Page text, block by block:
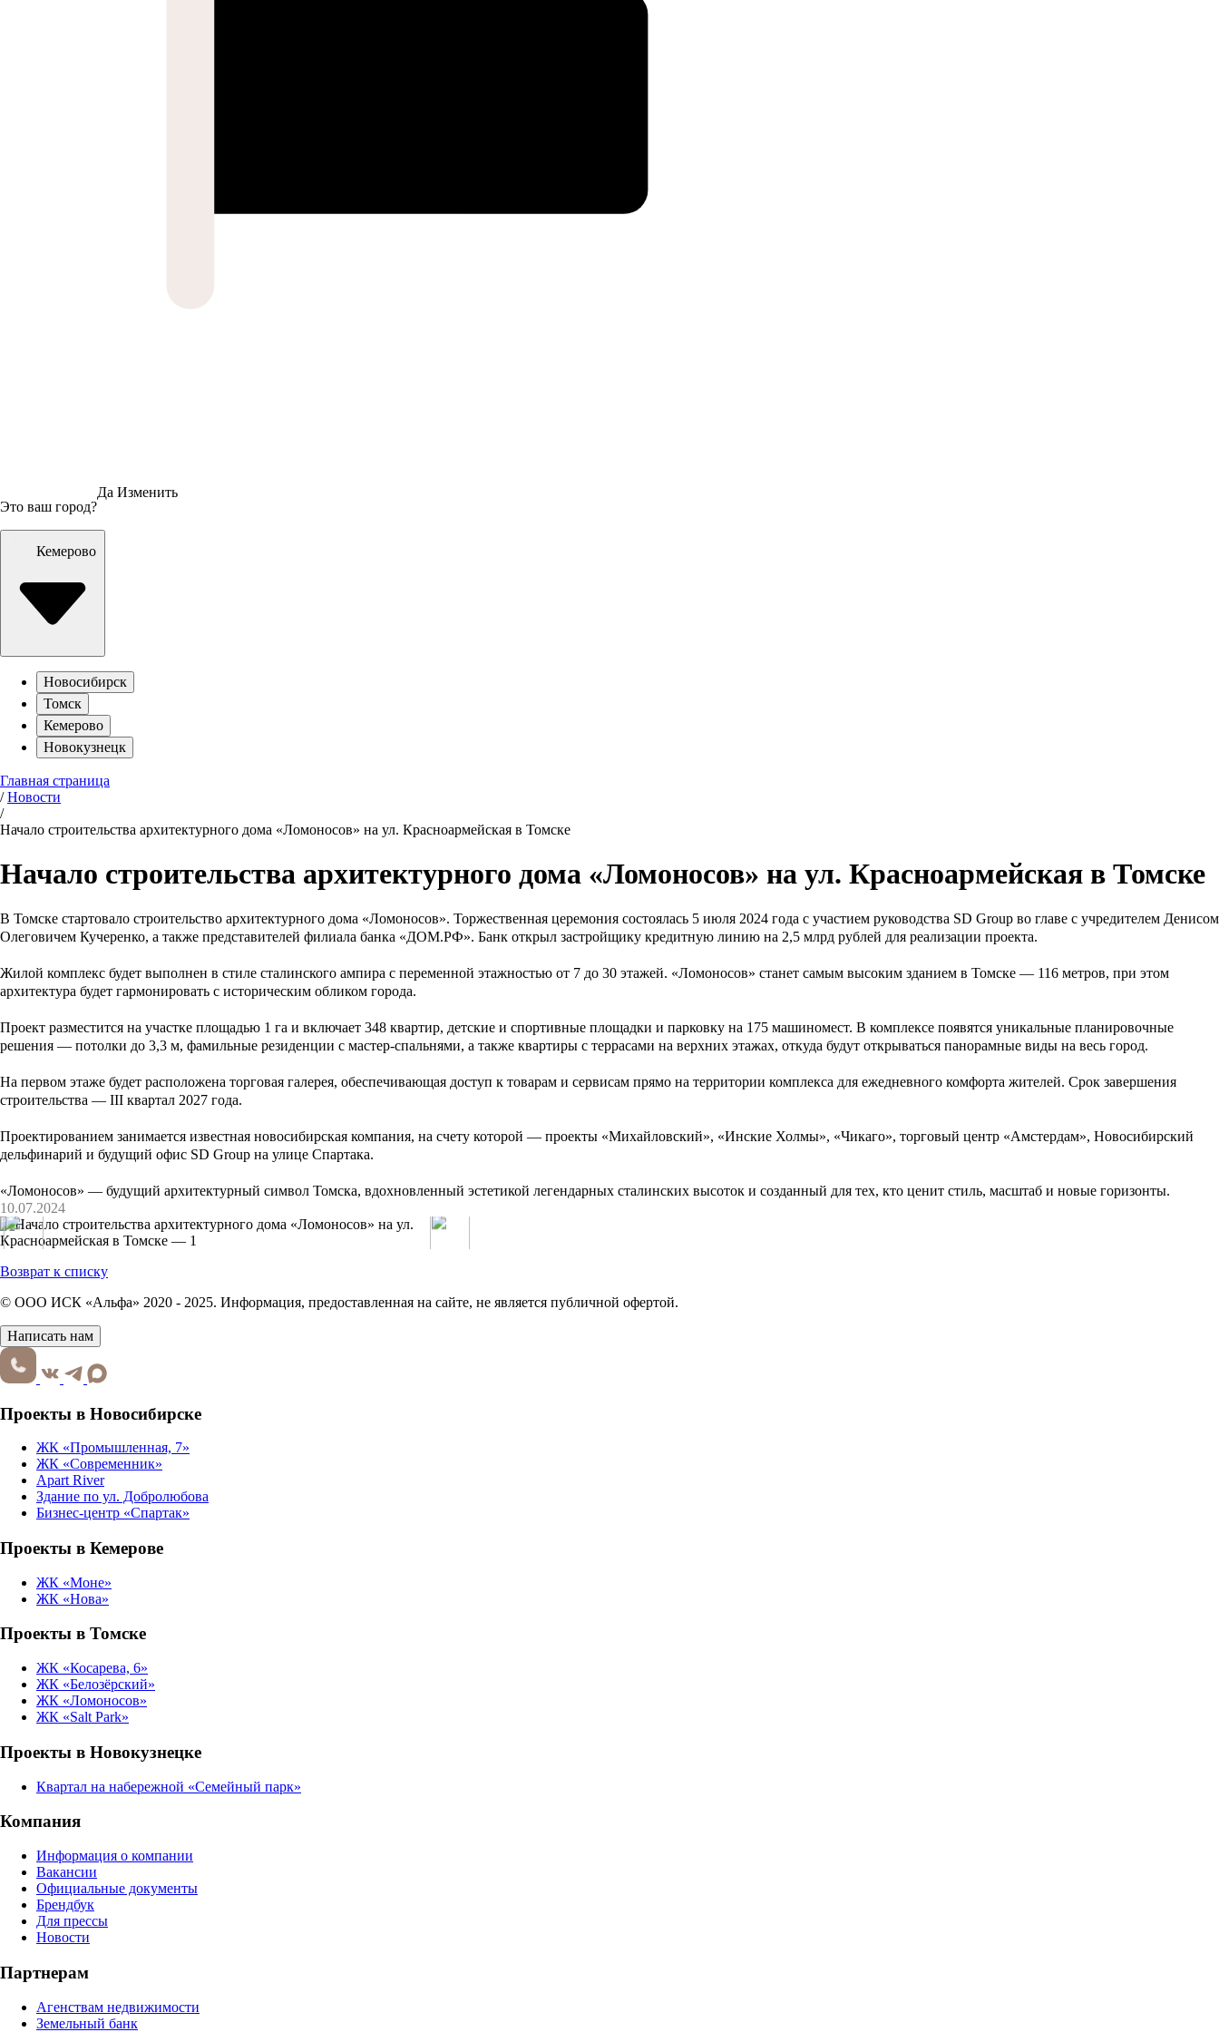
Это ваш город?
Да Изменить
Кемерово
Новосибирск
Томск
Кемерово
Новокузнецк
Главная страница
/Новости
/
Начало строительства архитектурного дома «Ломоносов» на ул. Красноармейская в Томске
Начало строительства архитектурного дома «Ломоносов» на ул. Красноармейская в Томске
В Томске стартовало строительство архитектурного дома «Ломоносов». Торжественная церемония состоялась 5 июля 2024 года с участием руководства SD Group во главе с учредителем Денисом
Олеговичем Кучеренко, а также представителей филиала банка «ДОМ.РФ». Банк открыл застройщику кредитную линию на 2,5 млрд рублей для реализации проекта.
Жилой комплекс будет выполнен в стиле сталинского ампира с переменной этажностью от 7 до 30 этажей. «Ломоносов» станет самым высоким зданием в Томске — 116 метров, при этом
архитектура будет гармонировать с историческим обликом города.
Проект разместится на участке площадью 1 га и включает 348 квартир, детские и спортивные площадки и парковку на 175 машиномест. В комплексе появятся уникальные планировочные
решения — потолки до 3,3 м, фамильные резиденции с мастер-спальнями, а также квартиры с террасами на верхних этажах, откуда будут открываться панорамные виды на весь город.
На первом этаже будет расположена торговая галерея, обеспечивающая доступ к товарам и сервисам прямо на территории комплекса для ежедневного комфорта жителей. Срок завершения
строительства — III квартал 2027 года.
Проектированием занимается известная новосибирская компания, на счету которой — проекты «Михайловский», «Инские Холмы», «Чикаго», торговый центр «Амстердам», Новосибирский
дельфинарий и будущий офис SD Group на улице Спартака.
«Ломоносов» — будущий архитектурный символ Томска, вдохновленный эстетикой легендарных сталинских высоток и созданный для тех, кто ценит стиль, масштаб и новые горизонты.
10.07.2024
Возврат к списку
© ООО ИСК «Альфа» 2020 - 2025. Информация, предоставленная на сайте, не является публичной офертой.
Написать нам
Проекты в Новосибирске
ЖК «Промышленная, 7»
ЖК «Современник»
Apart River
Здание по ул. Добролюбова
Бизнес-центр «Спартак»
Проекты в Кемерове
ЖК «Моне»
ЖК «Нова»
Проекты в Томске
ЖК «Косарева, 6»
ЖК «Белозёрский»
ЖК «Ломоносов»
ЖК «Salt Park»
Проекты в Новокузнецке
Квартал на набережной «Семейный парк»
Компания
Информация о компании
Вакансии
Официальные документы
Брендбук
Для прессы
Новости
Партнерам
Агенствам недвижимости
Земельный банк